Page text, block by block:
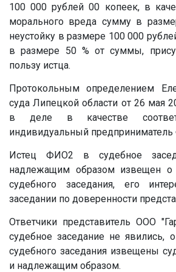
100 000 рублей 00 копеек, в
морального вреда сумму в
неустойку в размере 100 000
в размере 50 % от суммы,
пользу истца.
Протокольным определением
суда Липецкой области от 26 мая
в деле в качестве
индивидуальный
Истец ФИО2 в судебное
надлежащим образом извещен
судебного заседания, его
заседании по доверенности
Ответчики представитель ООО
судебное заседание не явились,
судебного заседания извещены
и надлежащим образом.